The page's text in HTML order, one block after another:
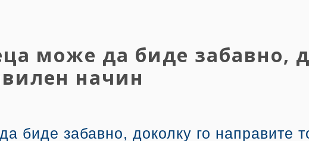
може да биде забавно,
начин
биде забавно, доколку го направите